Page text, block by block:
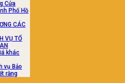
Cửa
Phố Hồ
CÁC
VỤ TỔ
khác
vụ Bảo
rằng